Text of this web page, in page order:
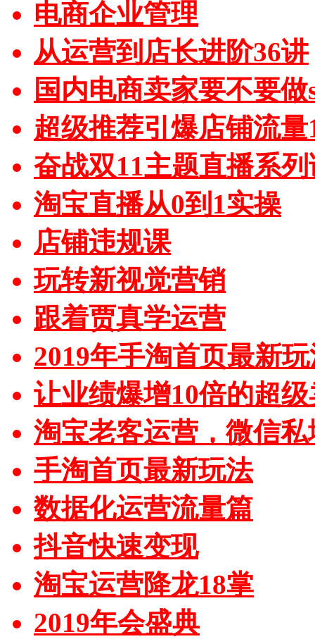
电商企业管理
从运营到店长进阶36讲
国内电商卖家要不要做
超级推荐引爆店铺流量
奋战双11主题直播系列
淘宝直播从0到1实操
店铺违规课
玩转新视觉营销
跟着贾真学运营
2019年手淘首页最新
让业绩爆增10倍的超
淘宝老客运营，微信私
手淘首页最新玩法
数据化运营流量篇
抖音快速变现
淘宝运营降龙18掌
2019年会盛典